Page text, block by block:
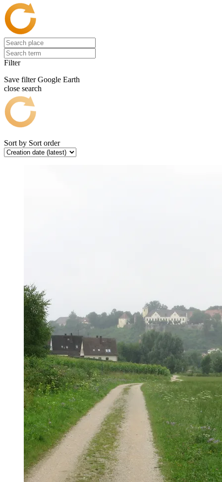
Filter
Save filter Google Earth
close search
Sort by Sort order